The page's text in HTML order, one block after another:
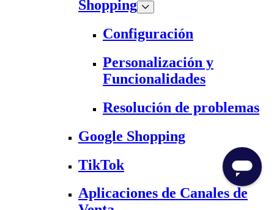
Shopping
Configuración
Personalización y
Funcionalidades
Resolución de problemas
Google Shopping
TikTok
Aplicaciones de Canales de